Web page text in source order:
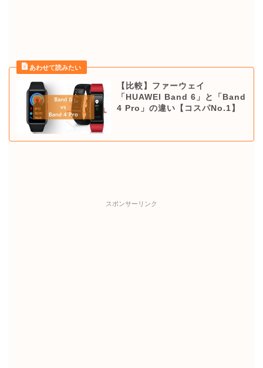
【比較】ファーウェイ
「HUAWEI Band 6」と「Band
4 Pro」の違い【コスパNo.1】
スポンサーリンク